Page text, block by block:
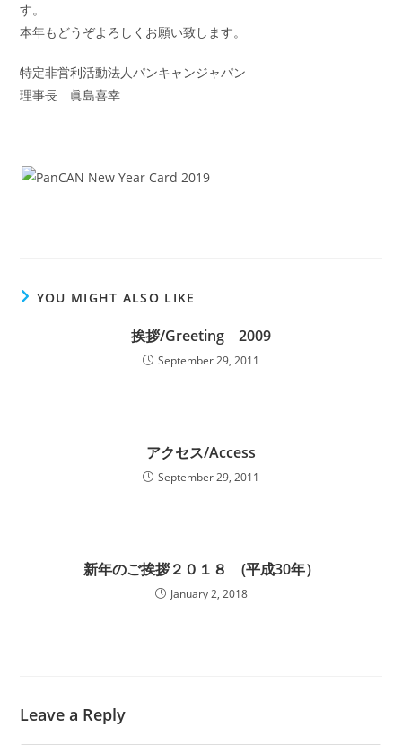
す。
本年もどうぞよろしくお願い致します。
特定非営利活動法人パンキャンジャパン
理事長 眞島喜幸
YOU MIGHT ALSO LIKE
挨拶/Greeting 2009
September 29, 2011
アクセス/Access
September 29, 2011
新年のご挨拶２０１８ (平成30年）
January 2, 2018
Leave a Reply